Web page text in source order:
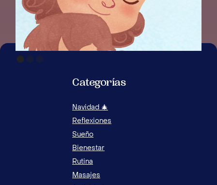
Categorías
Navidad 🎄
Reflexiones
Sueño
Bienestar
Rutina
Masajes